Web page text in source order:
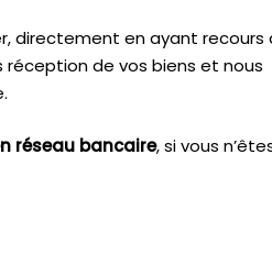
directement en ayant recours
réception de vos biens et nous
réseau bancaire, si vous